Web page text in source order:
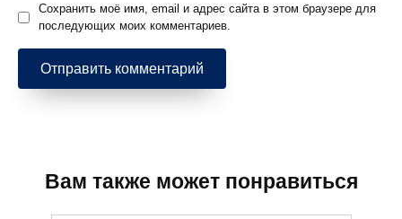
Сохранить моё имя, email и адрес сайта в этом браузере для
последующих моих комментариев.
Вам также может понравиться